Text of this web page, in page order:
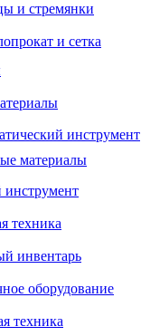
и стремянки
и сетка
инструмент
материалы
инструмент
техника
инвентарь
оборудование
техника